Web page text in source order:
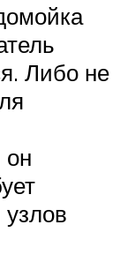
Либо не